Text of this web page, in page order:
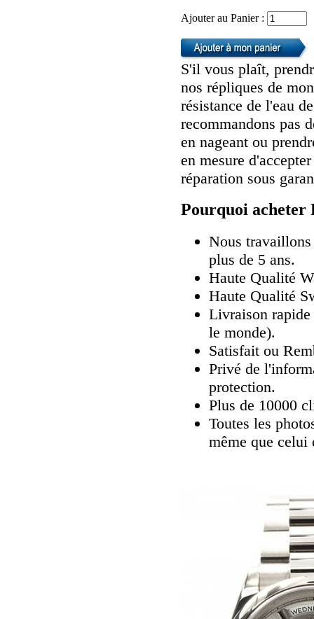
Ajouter au Panier :
S'il vous plaît,
nos répliques de
résistance de l'eau
recommandons pas
en nageant ou
en mesure
réparation sous
Pourquoi acheter
Nous
plus de 5 ans.
Haute Qualité
Haute Qualité
Livraison
le monde).
Satisfait ou
Privé de
protection.
Plus de 10000
Toutes les
même que celui